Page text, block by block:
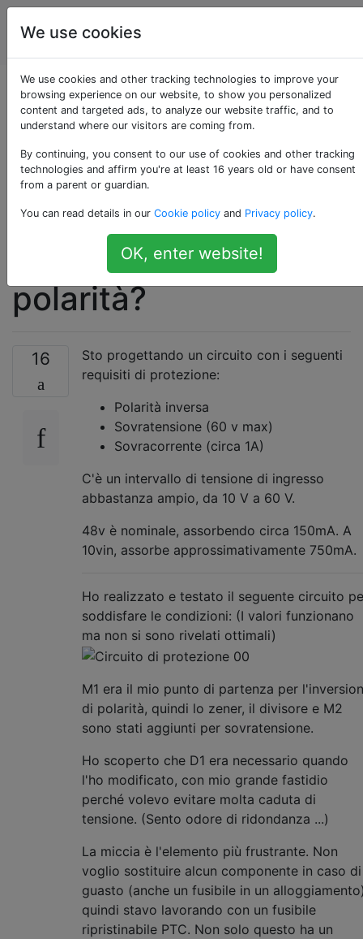
Ingegnere
elettrico
Esiste un CI di
protezione da
sovratensione,
sovracorrente e
inversione di
polarità?
16
Sto progettando un circuito con i seguenti
requisiti di protezione:
Polarità inversa
Sovratensione (60 v max)
Sovracorrente (circa 1A)
C'è un intervallo di tensione di ingresso
abbastanza ampio, da 10 V a 60 V.
48v è nominale, assorbendo circa 150mA. A
10vin, assorbe approssimativamente 750mA.
Ho realizzato e testato il seguente circuito
soddisfare le condizioni: (I valori funzionano
ma non si sono rivelati ottimali)
M1 era il mio punto di partenza per
di polarità, quindi lo zener, il divisore e M2
sono stati aggiunti per sovratensione.
Ho scoperto che D1 era necessario quando
l'ho modificato, con mio grande fastidio
perché volevo evitare molta caduta di
tensione. (Sento odore di ridondanza ...)
La miccia è l'elemento più frustrante. Non
voglio sostituire alcun componente in caso di
guasto (anche un fusibile in un
quindi stavo lavorando con un fusibile
ripristinabile PTC. Non solo questo ha un
We use cookies
We use cookies and other tracking technologies to improve your
browsing experience on our website, to show you personalized
content and targeted ads, to analyze our website traffic, and to
understand where our visitors are coming from.
By continuing, you consent to our use of cookies and other tracking
technologies and affirm you're at least 16 years old or have consent
from a parent or guardian.
You can read details in our Cookie policy and Privacy policy.
OK, enter website!